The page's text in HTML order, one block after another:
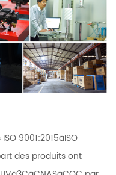
9001:2015ãISO
des produits ont